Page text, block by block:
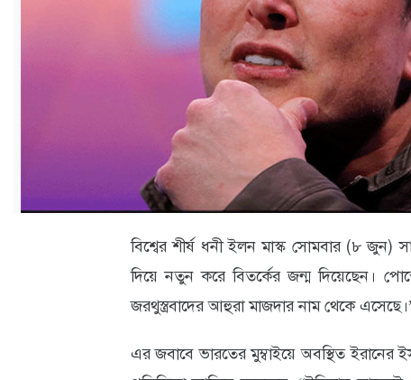
বিশ্বের শীর্ষ ধনী ইলন মাস্ক সোমবার (৮
দিয়ে নতুন করে বিতর্কের জন্ম দিয়েছেন।
জরথুস্ত্রবাদের আহুরা মাজদার নাম থেকে
এর জবাবে ভারতের মুম্বাইয়ে অবস্থিত ইরানের